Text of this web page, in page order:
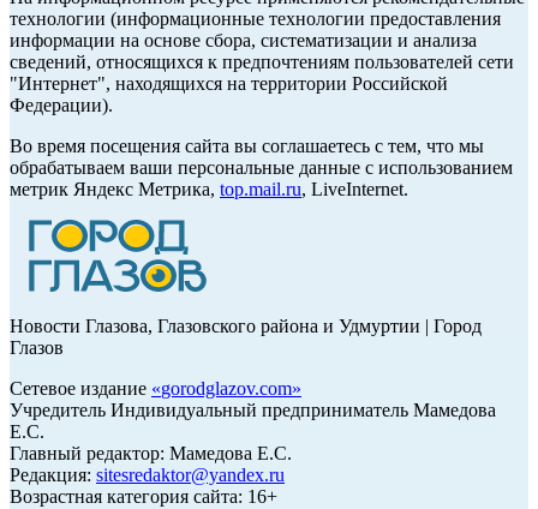
технологии (информационные технологии предоставления
информации на основе сбора, систематизации и анализа
сведений, относящихся к предпочтениям пользователей сети
"Интернет", находящихся на территории Российской
Федерации).
Во время посещения сайта вы соглашаетесь с тем, что мы
обрабатываем ваши персональные данные с использованием
метрик Яндекс Метрика, top.mail.ru, LiveInternet.
Новости Глазова, Глазовского района и Удмуртии | Город
Глазов
Сетевое издание «gorodglazov.com»
Учредитель Индивидуальный предприниматель Мамедова
Е.С.
Главный редактор: Мамедова Е.С.
Редакция: sitesredaktor@yandex.ru
Возрастная категория сайта: 16+